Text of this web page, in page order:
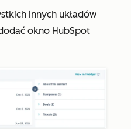
innych układów
okno HubSpot